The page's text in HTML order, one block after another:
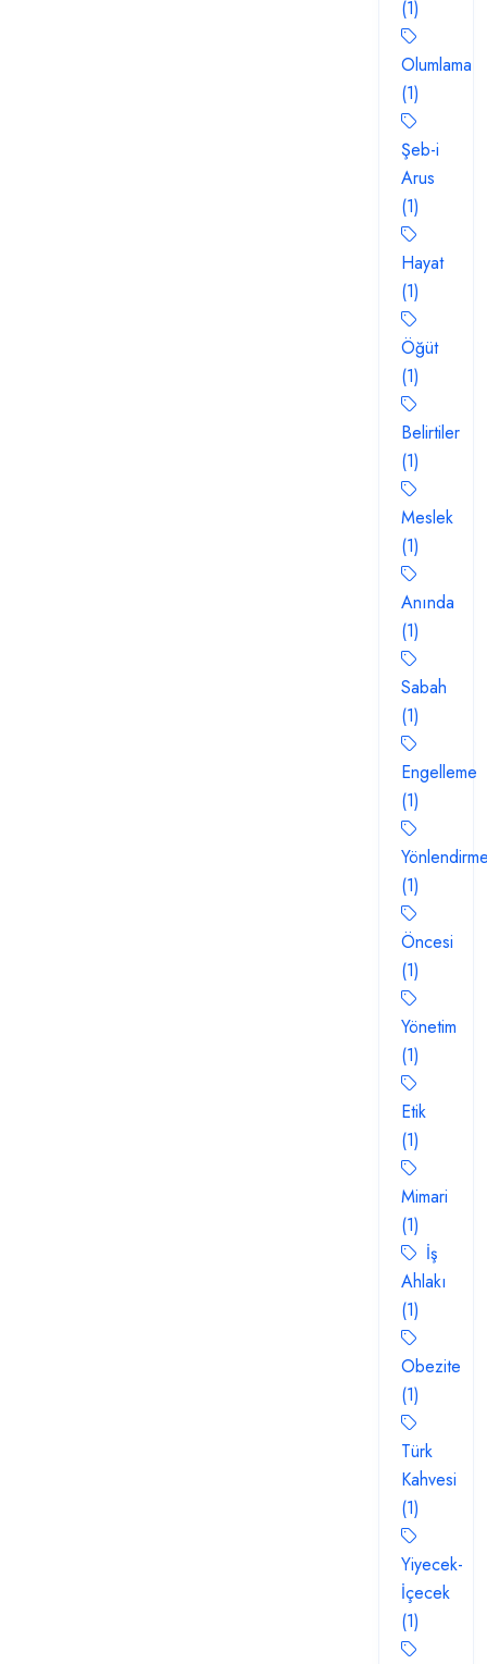
(1)
Olumlama
(1)
Şeb-i
Arus
(1)
Hayat
(1)
Öğüt
(1)
Belirtiler
(1)
Meslek
(1)
Anında
(1)
Sabah
(1)
Engelleme
(1)
(1)
Öncesi
(1)
Yönetim
(1)
Etik
(1)
Mimari
(1)
İş
Ahlakı
(1)
Obezite
(1)
Türk
Kahvesi
(1)
Yiyecek-
İçecek
(1)